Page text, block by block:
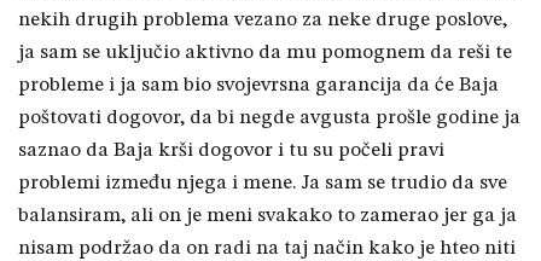
nekih drugih problema vezano za neke druge poslove,
ja sam se uključio aktivno da mu pomognem da reši te
probleme i ja sam bio svojevrsna garancija da će Baja
poštovati dogovor, da bi negde avgusta prošle godine ja
saznao da Baja krši dogovor i tu su počeli pravi
problemi između njega i mene. Ja sam se trudio da sve
balansiram, ali on je meni svakako to zamerao jer ga ja
nisam podržao da on radi na taj način kako je hteo niti